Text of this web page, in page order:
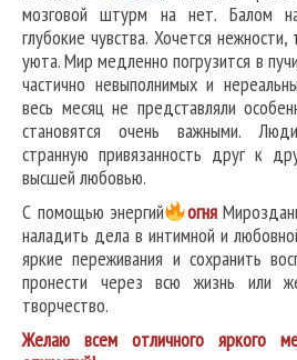
мозговой штурм на нет. Балом
глубокие чувства. Хочется
уюта. Мир медленно погрузится в
частично невыполнимых и
весь месяц не представляли
становятся очень важными.
странную привязанность друг к
высшей любовью.
С помощью энергий
огня
наладить дела в интимной и
яркие переживания и сохранить
пронести через всю жизнь или
творчество.
Желаю всем отличного яркого